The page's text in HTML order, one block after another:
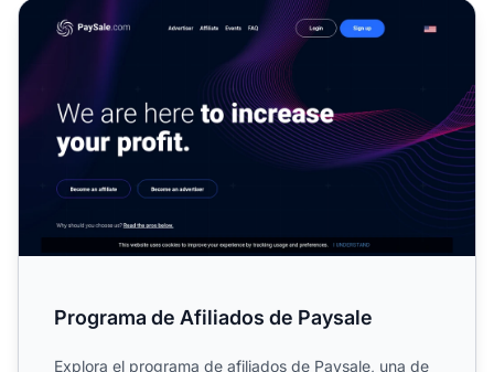
Programa de Afiliados de Paysale
Programa de Afiliados de Paysale
Explora el programa de afiliados de Paysale, una de